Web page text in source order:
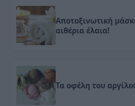
Αποτοξινωτική
αιθέρια έλαια!
Τα οφέλη του